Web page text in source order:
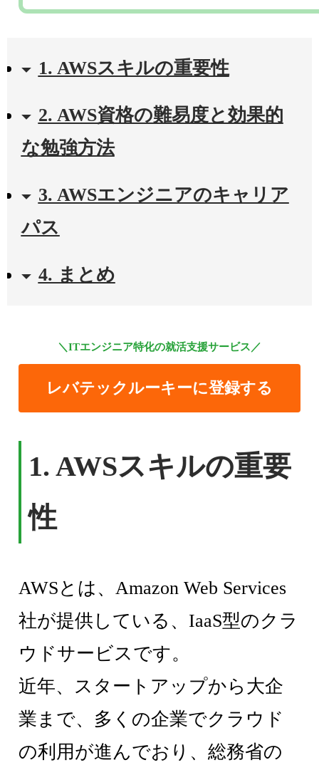
1. AWSスキルの重要性
2. AWS資格の難易度と効果的
な勉強方法
3. AWSエンジニアのキャリア
パス
4. まとめ
＼ITエンジニア特化の就活支援サービス／
レバテックルーキーに登録する
1. AWSスキルの重要
性
AWSとは、Amazon Web Services
社が提供している、IaaS型のクラ
ウドサービスです。
近年、スタートアップから大企
業まで、多くの企業でクラウド
の利用が進んでおり、総務省の